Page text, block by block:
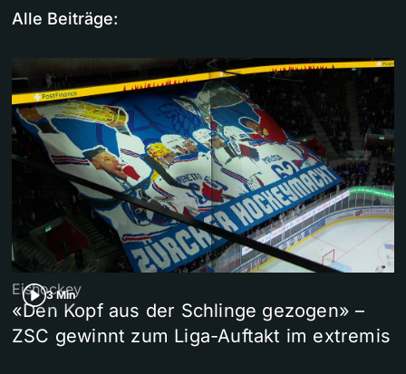
Alle Beiträge:
3 Min
Eishockey
«Den Kopf aus der Schlinge gezogen» –
ZSC gewinnt zum Liga-Auftakt im extremis